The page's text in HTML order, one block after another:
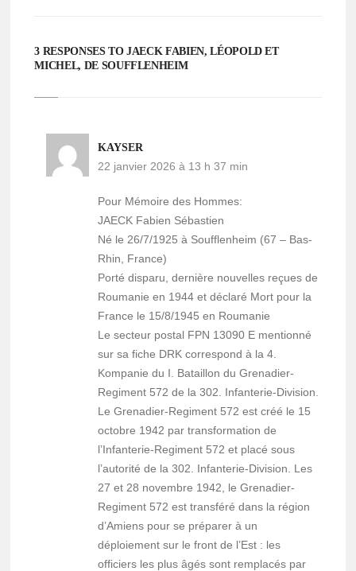
3 RESPONSES TO JAECK FABIEN, LÉOPOLD ET
MICHEL, DE SOUF­FLEN­HEIM
KAYSER
22 janvier 2026 à 13 h 37 min
Pour Mémoire des Hommes:
JAECK Fabien Sébastien
Né le 26/7/1925 à Soufflenheim (67 – Bas-
Rhin, France)
Porté disparu, dernière nouvelles reçues de
Roumanie en 1944 et déclaré Mort pour la
France le 15/8/1945 en Roumanie
Le secteur postal FPN 13090 E mentionné
sur sa fiche DRK correspond à la 4.
Kompanie du I. Bataillon du Grenadier-
Regiment 572 de la 302. Infanterie-Division.
Le Grenadier-Regiment 572 est créé le 15
octobre 1942 par transformation de
l’Infanterie-Regiment 572 et placé sous
l’autorité de la 302. Infanterie-Division. Les
27 et 28 novembre 1942, le Grenadier-
Regiment 572 est transféré dans la région
d’Amiens pour se préparer à un
déploiement sur le front de l’Est : les
officiers les plus âgés sont remplacés par